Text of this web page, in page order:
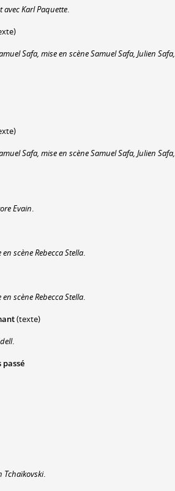
Karl Paquette.
Safa, mise en scène Samuel Safa, Julien Safa,
Safa, mise en scène Samuel Safa, Julien Safa,
Evain.
scène Rebecca Stella.
scène Rebecca Stella.
(texte)
.
passé
Tchaïkovski.